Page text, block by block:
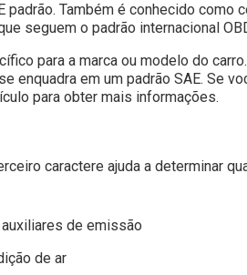
padrão. Também é conhecido como
seguem o padrão internacional
para a marca ou modelo do
enquadra em um padrão SAE. Se
para obter mais informações.
caractere ajuda a determinar
de emissão
de ar